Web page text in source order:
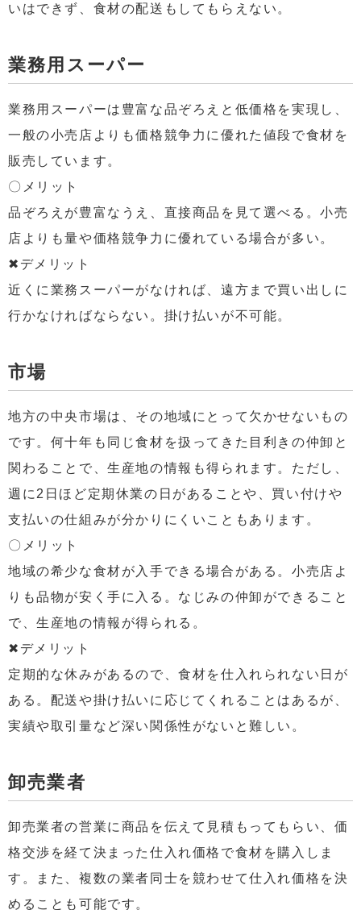
いはできず、食材の配送もしてもらえない。
業務用スーパー
業務用スーパーは豊富な品ぞろえと低価格を実現し、
一般の小売店よりも価格競争力に優れた値段で食材を
販売しています。
〇メリット
品ぞろえが豊富なうえ、直接商品を見て選べる。小売
店よりも量や価格競争力に優れている場合が多い。
✖デメリット
近くに業務スーパーがなければ、遠方まで買い出しに
行かなければならない。掛け払いが不可能。
市場
地方の中央市場は、その地域にとって欠かせないもの
です。何十年も同じ食材を扱ってきた目利きの仲卸と
関わることで、生産地の情報も得られます。ただし、
週に2日ほど定期休業の日があることや、買い付けや
支払いの仕組みが分かりにくいこともあります。
〇メリット
地域の希少な食材が入手できる場合がある。小売店よ
りも品物が安く手に入る。なじみの仲卸ができること
で、生産地の情報が得られる。
✖デメリット
定期的な休みがあるので、食材を仕入れられない日が
ある。配送や掛け払いに応じてくれることはあるが、
実績や取引量など深い関係性がないと難しい。
卸売業者
卸売業者の営業に商品を伝えて見積もってもらい、価
格交渉を経て決まった仕入れ価格で食材を購入しま
す。また、複数の業者同士を競わせて仕入れ価格を決
めることも可能です。